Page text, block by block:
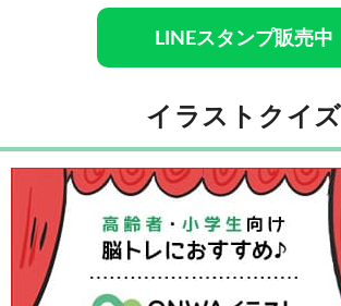
LINEスタンプ販売中
イラストクイズ